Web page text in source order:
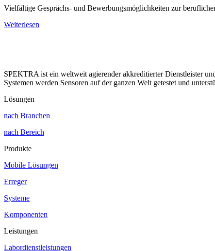
Vielfältige Gesprächs- und Bewerbungsmöglichkeiten zur
Weiterlesen
SPEKTRA ist ein weltweit agierender akkreditierter Dienstleister
Systemen werden Sensoren auf der ganzen Welt getestet und
Lösungen
nach Branchen
nach Bereich
Produkte
Mobile Lösungen
Erreger
Systeme
Komponenten
Leistungen
Labordienstleistungen